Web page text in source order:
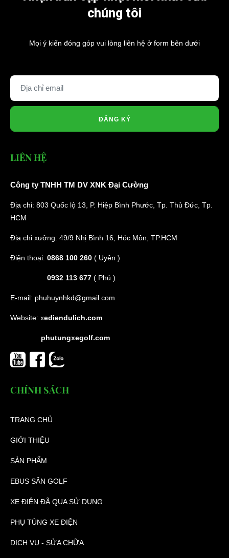
chúng tôi
Mọi ý kiến đóng góp vui lòng liên hệ ở form bên dưới
ĐĂNG KÝ
LIÊN HỆ
Công ty TNHH TM DV XNK Đại Cường
Địa chỉ: 803 Quốc lộ 13, P. Hiệp Bình Phước, Tp. Thủ Đức, Tp.
HCM
Địa chỉ xưởng: 49/9 Nhị Bình 16, Hóc Môn, TP.HCM
Điện thoại: 0868 100 260 ( Uyên )
0932 113 677 ( Phú )
E-mail: phuhuynhkd@gmail.com
Website: xediendulich.com
phutungxegolf.com
CHÍNH SÁCH
TRANG CHỦ
GIỚI THIỆU
SẢN PHẨM
EBUS SÂN GOLF
XE ĐIỆN ĐÃ QUA SỬ DỤNG
PHỤ TÙNG XE ĐIỆN
DỊCH VỤ - SỬA CHỮA